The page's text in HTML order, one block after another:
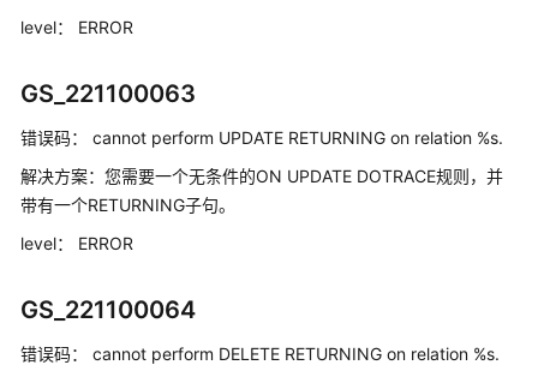
例
错
码
参
考
控
台
误
level：
ERROR
GS_221100063
错误码：
cannot perform UPDATE RETURNING on relation %s.
解决方案： 您需要一个无条件的ON UPDATE DOTRACE规则，并
带有一个RETURNING子句。
level：
ERROR
GS_221100064
错误码：
cannot perform DELETE RETURNING on relation %s.